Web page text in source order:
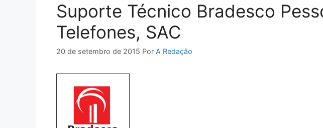
Suporte Técnico Bradesco
Telefones, SAC
20 de setembro de 2015 Por A Redação